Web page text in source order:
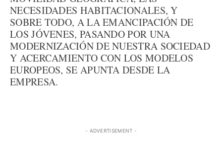
NECESIDADES HABITACIONALES, Y
SOBRE TODO, A LA EMANCIPACIÓN DE
LOS JÓVENES, PASANDO POR UNA
MODERNIZACIÓN DE NUESTRA SOCIEDAD
Y ACERCAMIENTO CON LOS MODELOS
EUROPEOS, SE APUNTA DESDE LA
EMPRESA.
- ADVERTISEMENT -